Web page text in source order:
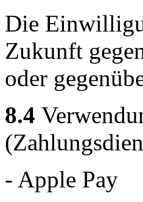
Die
Zukunft
oder
8.4
- Apple Pay